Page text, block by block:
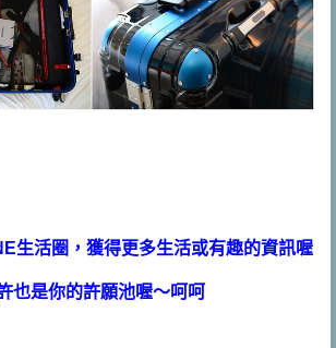
生活圈，獲得更多生活或有趣的資訊喔
也是你的許願池喔～呵呵